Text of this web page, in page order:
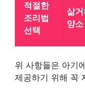
적절한
조리법
선택
삶
양
위 사항들은 아기
제공하기 위해 꼭